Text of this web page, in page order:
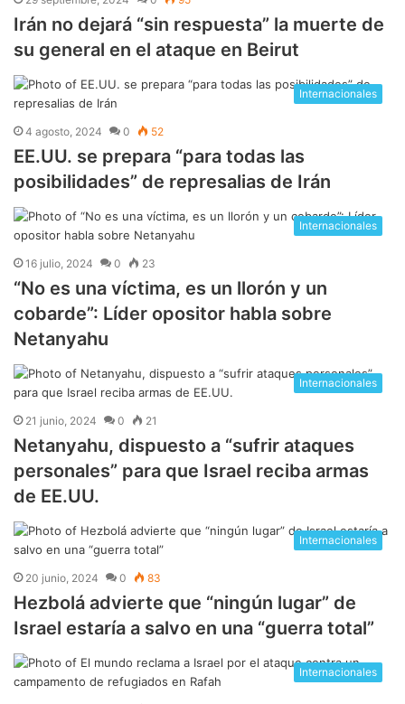
Irán no dejará “sin respuesta” la muerte de
su general en el ataque en Beirut
Internacionales
4 agosto, 2024 0 52
EE.UU. se prepara “para todas las
posibilidades” de represalias de Irán
Internacionales
16 julio, 2024 0 23
“No es una víctima, es un llorón y un
cobarde”: Líder opositor habla sobre
Netanyahu
Internacionales
21 junio, 2024 0 21
Netanyahu, dispuesto a “sufrir ataques
personales” para que Israel reciba armas
de EE.UU.
Internacionales
20 junio, 2024 0 83
Hezbolá advierte que “ningún lugar” de
Israel estaría a salvo en una “guerra total”
Internacionales